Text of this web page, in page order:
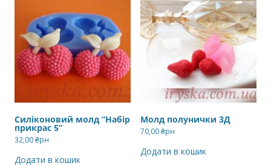
Силіконовий молд “Набір
прикрас 5”
32,00₴рн
Додати в кошик
Молд полунички 3Д
70,00₴рн
Додати в кошик